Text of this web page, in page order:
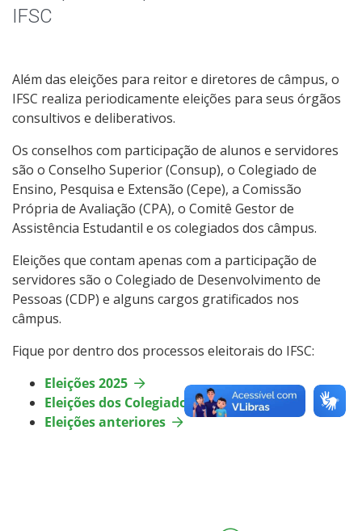
IFSC
Além das eleições para reitor e diretores de câmpus, o
IFSC realiza periodicamente eleições para seus órgãos
consultivos e deliberativos.
Os conselhos com participação de alunos e servidores
são o Conselho Superior (Consup), o Colegiado de
Ensino, Pesquisa e Extensão (Cepe), a Comissão
Própria de Avaliação (CPA), o Comitê Gestor de
Assistência Estudantil e os colegiados dos câmpus.
Eleições que contam apenas com a participação de
servidores são o Colegiado de Desenvolvimento de
Pessoas (CDP) e alguns cargos gratificados nos
câmpus.
Fique por dentro dos processos eleitorais do IFSC:
Eleições 2025
Eleições dos Colegiados
Eleições anteriores